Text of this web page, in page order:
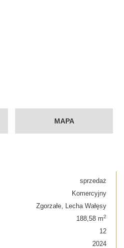
MAPA
sprzedaż
Komercyjny
Zgorzałe, Lecha Wałęsy
188,58 m2
12
2024